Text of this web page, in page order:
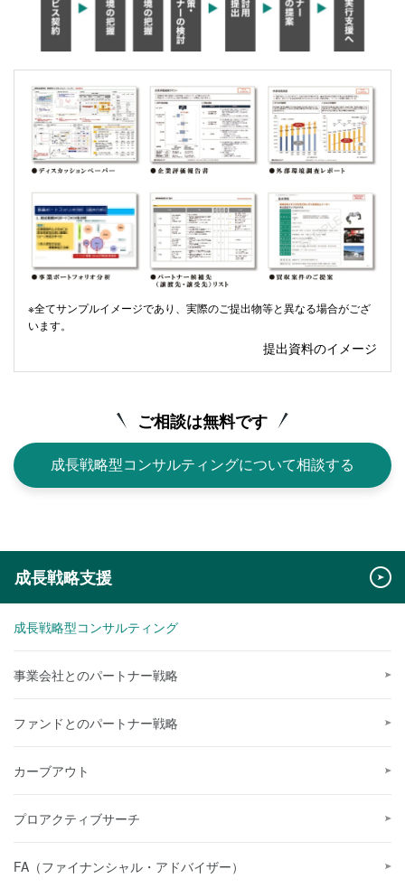
※全てサンプルイメージであり、実際のご提出物等と異なる場合がござ
います。
提出資料のイメージ
ご相談は無料です
成長戦略型コンサルティングについて相談する
成長戦略支援
成長戦略型コンサルティング
事業会社とのパートナー戦略
ファンドとのパートナー戦略
カーブアウト
プロアクティブサーチ
FA（ファイナンシャル・アドバイザー）